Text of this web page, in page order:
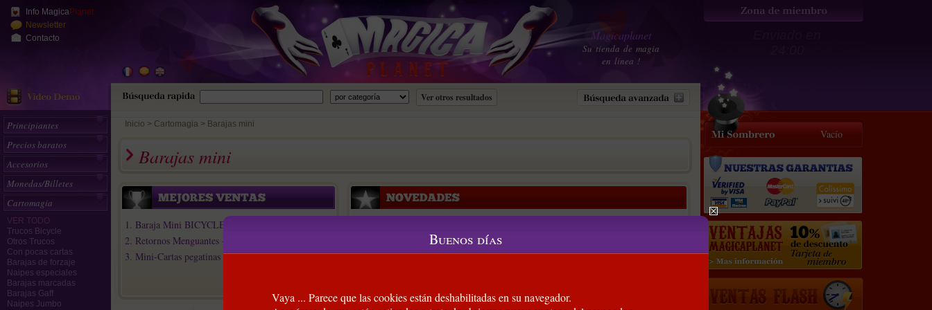
Info MagicaPlanet
Newsletter
Contacto
Magicaplanet
Su tienda de magia
en linea !
Principiantes
Precios baratos
Accesorios
Monedas/Billetes
Cartomagia
VER TODO
Trucos Bicycle
Otros Trucos
Con pocas cartas
Barajas de forzaje
Naipes especiales
Barajas marcadas
Barajas Gaff
Naipes Jumbo
Inicio > Cartomagia Barajas mini
Barajas mini
1. Baraja Mini BICYCLE
2. Retornos Menguantes - Diminishing Return...
3. Mini-Cartas pegatinas (Stickers)
Vacío
Buenos días
Vaya ... Parece que las cookies están deshabilitadas en su navegador.